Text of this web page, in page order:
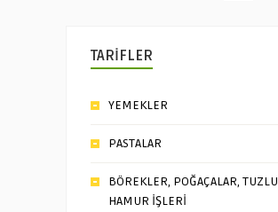
TARİFLER
YEMEKLER
PASTALAR
BÖREKLER, POĞAÇALAR, TUZLU
HAMUR İŞLERİ